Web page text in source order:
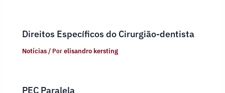
Direitos Específicos do Cirurgião-dentista
Notícias/ Porelisandro kersting
PEC Paralela